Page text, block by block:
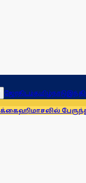
ஜோதிடம்தமிழ்நாடு
பேருந்து கவிழ்ந்து